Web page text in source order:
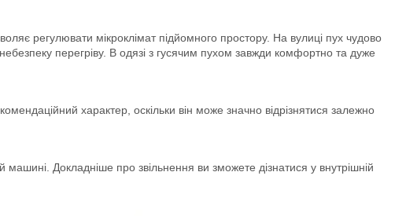
регулювати мікроклімат підйомного простору. На вулиці пух чудово
перегріву. В одязі з гусячим пухом завжди комфортно та дуже
характер, оскільки він може значно відрізнятися залежно
Докладніше про звільнення ви зможете дізнатися у внутрішній